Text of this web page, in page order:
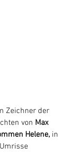
Zeichner der
von Max
Helene, in